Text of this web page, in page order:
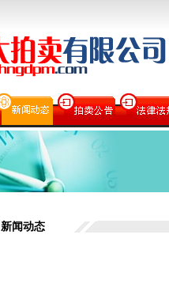
新闻动态